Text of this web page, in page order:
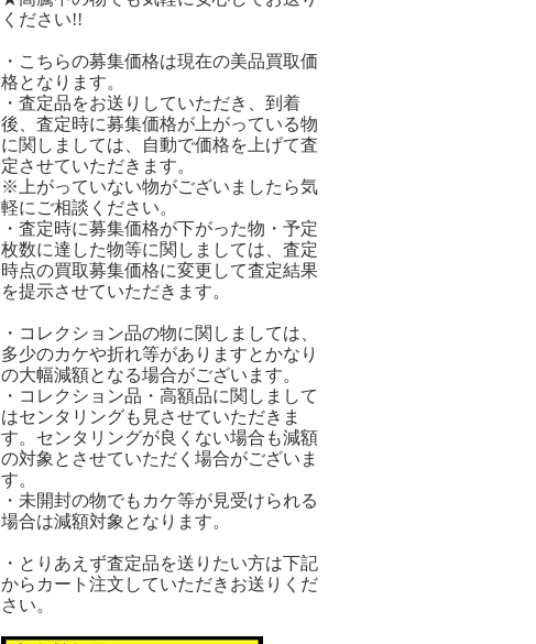
ください!!
・こちらの募集価格は現在の美品買取価
格となります。
・査定品をお送りしていただき、到着
後、査定時に募集価格が上がっている物
に関しましては、自動で価格を上げて査
定させていただきます。
※上がっていない物がございましたら気
軽にご相談ください。
・査定時に募集価格が下がった物・予定
枚数に達した物等に関しましては、査定
時点の買取募集価格に変更して査定結果
を提示させていただきます。
・コレクション品の物に関しましては、
多少のカケや折れ等がありますとかなり
の大幅減額となる場合がございます。
・コレクション品・高額品に関しまして
はセンタリングも見させていただきま
す。センタリングが良くない場合も減額
の対象とさせていただく場合がございま
す。
・未開封の物でもカケ等が見受けられる
場合は減額対象となります。
・とりあえず査定品を送りたい方は下記
からカート注文していただきお送りくだ
さい。